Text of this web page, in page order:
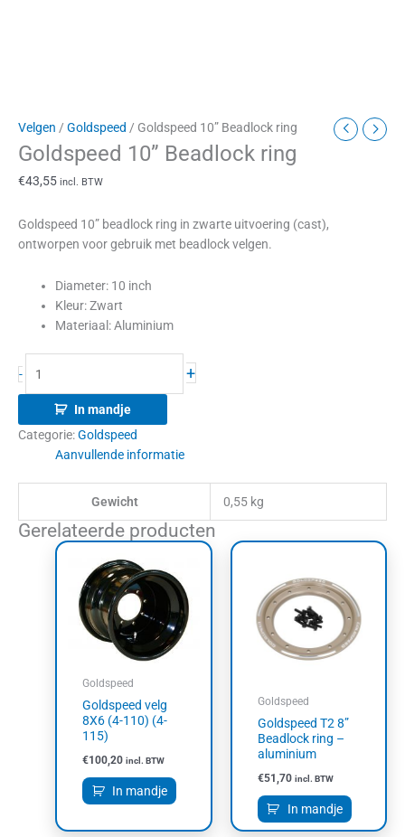
Velgen / Goldspeed / Goldspeed 10” Beadlock ring
Goldspeed 10” Beadlock ring
€43,55 incl. BTW
Goldspeed 10” beadlock ring in zwarte uitvoering (cast),
ontworpen voor gebruik met beadlock velgen.
Diameter: 10 inch
Kleur: Zwart
Materiaal: Aluminium
- +
In mandje
Categorie:Goldspeed
Aanvullende informatie
Gewicht 0,55 kg
Gerelateerde producten
Goldspeed
Goldspeed velg
8X6 (4-110) (4-
115)
€100,20 incl. BTW
In mandje
Goldspeed
Goldspeed T2 8”
Beadlock ring –
aluminium
€51,70 incl. BTW
In mandje